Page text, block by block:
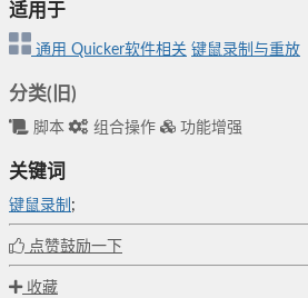
适用于
通用 Quicker软件相关 键鼠录制与重放
分类(旧)
脚本 组合操作 功能增强
关键词
键鼠录制 ;
点赞鼓励一下
收藏